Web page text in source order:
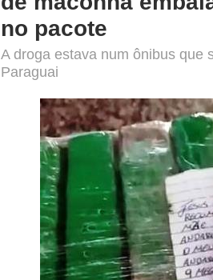
no pacote
A droga estava num ônibus que
Paraguai